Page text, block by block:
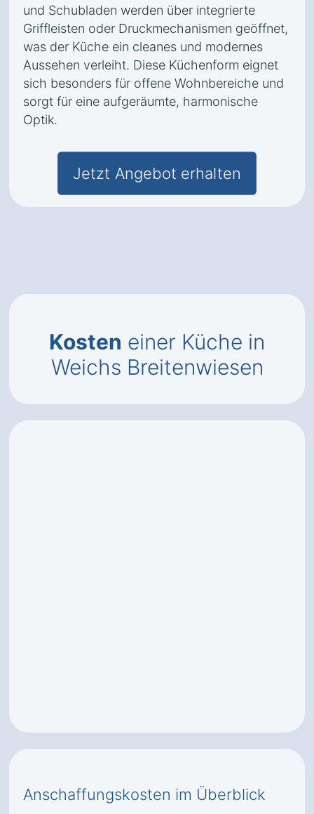
und Schubladen werden über integrierte
Griffleisten oder Druckmechanismen geöffnet,
was der Küche ein cleanes und modernes
Aussehen verleiht. Diese Küchenform eignet
sich besonders für offene Wohnbereiche und
sorgt für eine aufgeräumte, harmonische
Optik.
Jetzt Angebot erhalten
Kosten einer Küche in
Weichs Breitenwiesen
Anschaffungskosten im Überblick